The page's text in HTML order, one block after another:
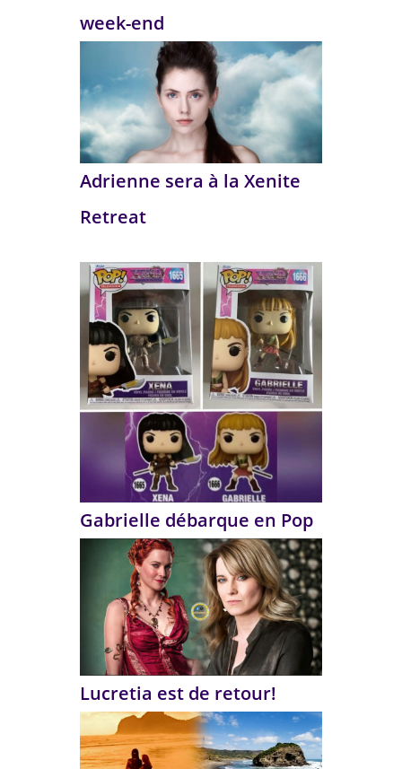
week-end
Adrienne sera à la Xenite
Retreat
Gabrielle débarque en Pop
Lucretia est de retour!